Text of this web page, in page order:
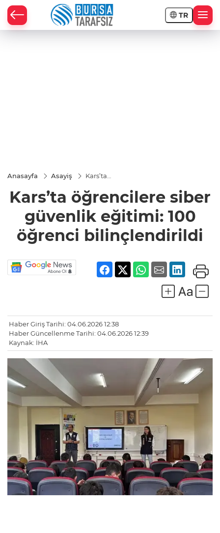
TR
Anasayfa Asayiş
Kars’ta
siber güvenlik
eğitimi: 100
öğrenci
bilinçlendirildi
Kars’ta öğrencilere siber
güvenlik eğitimi: 100
öğrenci bilinçlendirildi
Haber Giriş Tarihi: 04.06.2026 12:38
Haber Güncellenme Tarihi: 04.06.2026 12:39
Kaynak: İHA